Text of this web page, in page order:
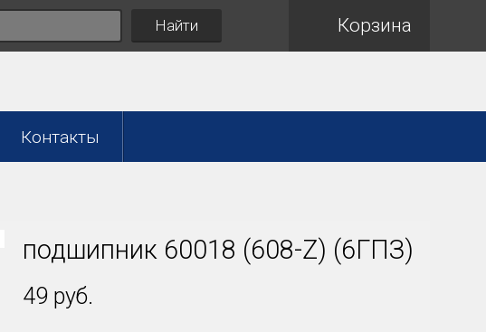
Найти Корзина
Контакты
подшипник 60018 (608-Z) (6ГПЗ)
49 руб.